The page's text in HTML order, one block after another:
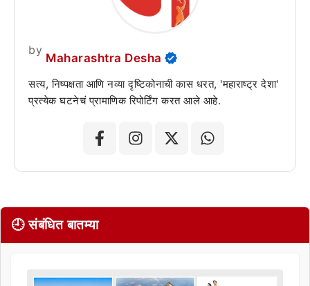
by
Maharashtra Desha
सत्य, निष्पक्षता आणि नव्या दृष्टिकोनाची कास धरत, 'महाराष्ट्र देशा'
प्रत्येक घटनेचं प्रामाणिक रिपोर्टिंग करत आले आहे.
🕘 संबंधित बातम्या